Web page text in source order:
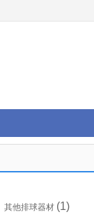
其他排球器材 (1)